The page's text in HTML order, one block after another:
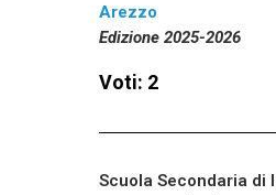
Arezzo
Edizione 2025-2026
Voti: 2
Scuola Secondaria di I